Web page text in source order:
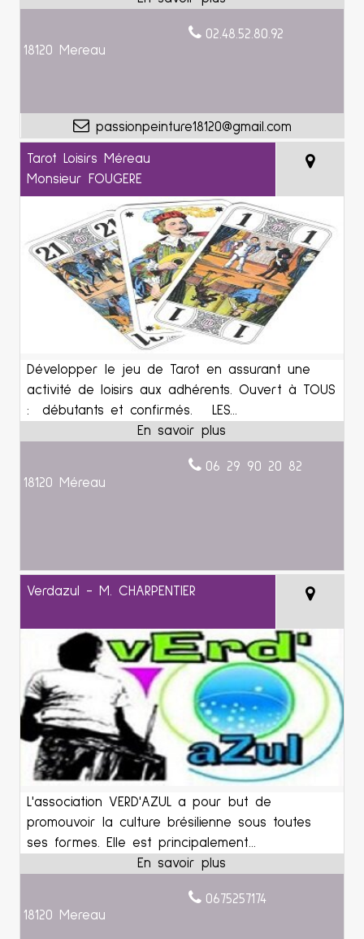
18120 Mereau
02.48.52.80.92
passionpeinture18120@gmail.com
Tarot Loisirs Méreau
Monsieur FOUGERE
Développer le jeu de Tarot en assurant une
activité de loisirs aux adhérents. Ouvert à TOUS
: débutants et confirmés. LES...
18120 Méreau
06 29 90 20 82
Verdazul - M. CHARPENTIER
L'association VERD'AZUL a pour but de
promouvoir la culture brésilienne sous toutes
ses formes. Elle est principalement...
18120 Mereau
0675257174